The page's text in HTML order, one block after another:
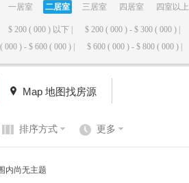
一居室 二居室 三居室 四居室 四室以上
$ 200 ( 000 ) 以下 | $ 200 ( 000 ) - $ 300 ( 000 ) |
000 ) - $ 600 ( 000 ) |
$ 600 ( 000 ) - $ 800 ( 000 ) |
Map 地图找房源
排序方式 更多
内尚无主题